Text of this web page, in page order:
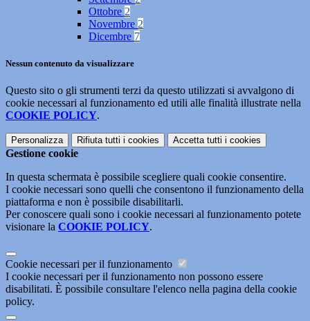
Ottobre 2
Novembre 2
Dicembre 7
Nessun contenuto da visualizzare
Questo sito o gli strumenti terzi da questo utilizzati si avvalgono di
cookie necessari al funzionamento ed utili alle finalità illustrate nella
COOKIE POLICY.
Personalizza Rifiuta tutti i cookies Accetta tutti i cookies
Gestione cookie
In questa schermata è possibile scegliere quali cookie consentire.
I cookie necessari sono quelli che consentono il funzionamento della
piattaforma e non è possibile disabilitarli.
Per conoscere quali sono i cookie necessari al funzionamento potete
visionare la COOKIE POLICY.
Cookie necessari per il funzionamento
I cookie necessari per il funzionamento non possono essere
disabilitati. È possibile consultare l'elenco nella pagina della cookie
policy.